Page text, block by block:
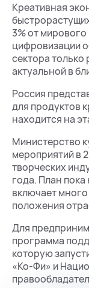
Креативная
3% от
цифровизации
сектора только
актуальной в
Россия
для продуктов
находится на
Министерство
мероприятий в
творческих
года. План
включает
положения
Для
программа
которую
«Ко-Фи» и